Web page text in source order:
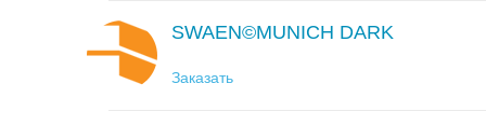
SWAEN©MUNICH DARK
Заказать